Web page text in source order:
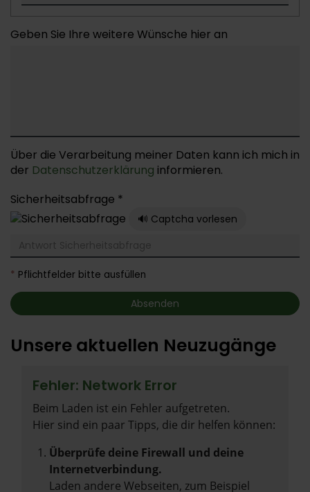
Geben Sie Ihre weitere Wünsche hier an
Über die Verarbeitung meiner Daten kann ich mich in
der Datenschutzerklärung informieren.
Sicherheitsabfrage *
🔊 Captcha vorlesen
* Pflichtfelder bitte ausfüllen
Absenden
Unsere aktuellen Neuzugänge
Fehler: Network Error
Beim Laden ist ein Fehler aufgetreten.
Hier sind ein paar Tipps, die dir helfen können:
Überprüfe deine Firewall und deine
Internetverbindung.
Laden andere Webseiten, zum Beispiel